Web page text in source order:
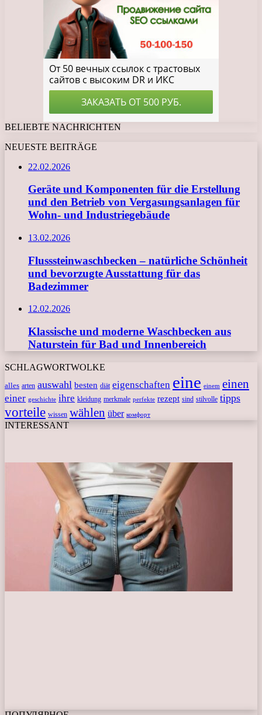
BELIEBTE NACHRICHTEN
NEUESTE BEITRÄGE
22.02.2026
Geräte und Komponenten für die Erstellung
und den Betrieb von Vergasungsanlagen für
Wohn- und Industriegebäude
13.02.2026
Flusssteinwaschbecken – natürliche Schönheit
und bevorzugte Ausstattung für das
Badezimmer
12.02.2026
Klassische und moderne Waschbecken aus
Naturstein für Bad und Innenbereich
SCHLAGWORTWOLKE
alles arten auswahl besten diät eigenschaften eine einem einen
einer geschichte ihre kleidung merkmale perfekte rezept sind stilvolle tipps
vorteile wissen wählen über комфорт
INTERESSANT